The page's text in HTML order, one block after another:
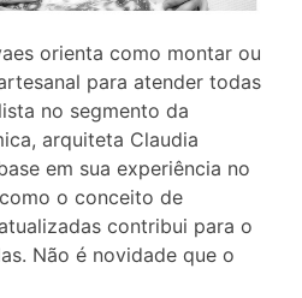
orienta como montar ou
para atender todas
no segmento da
arquiteta Claudia
em sua experiência no
o conceito de
contribui para o
Não é novidade que o